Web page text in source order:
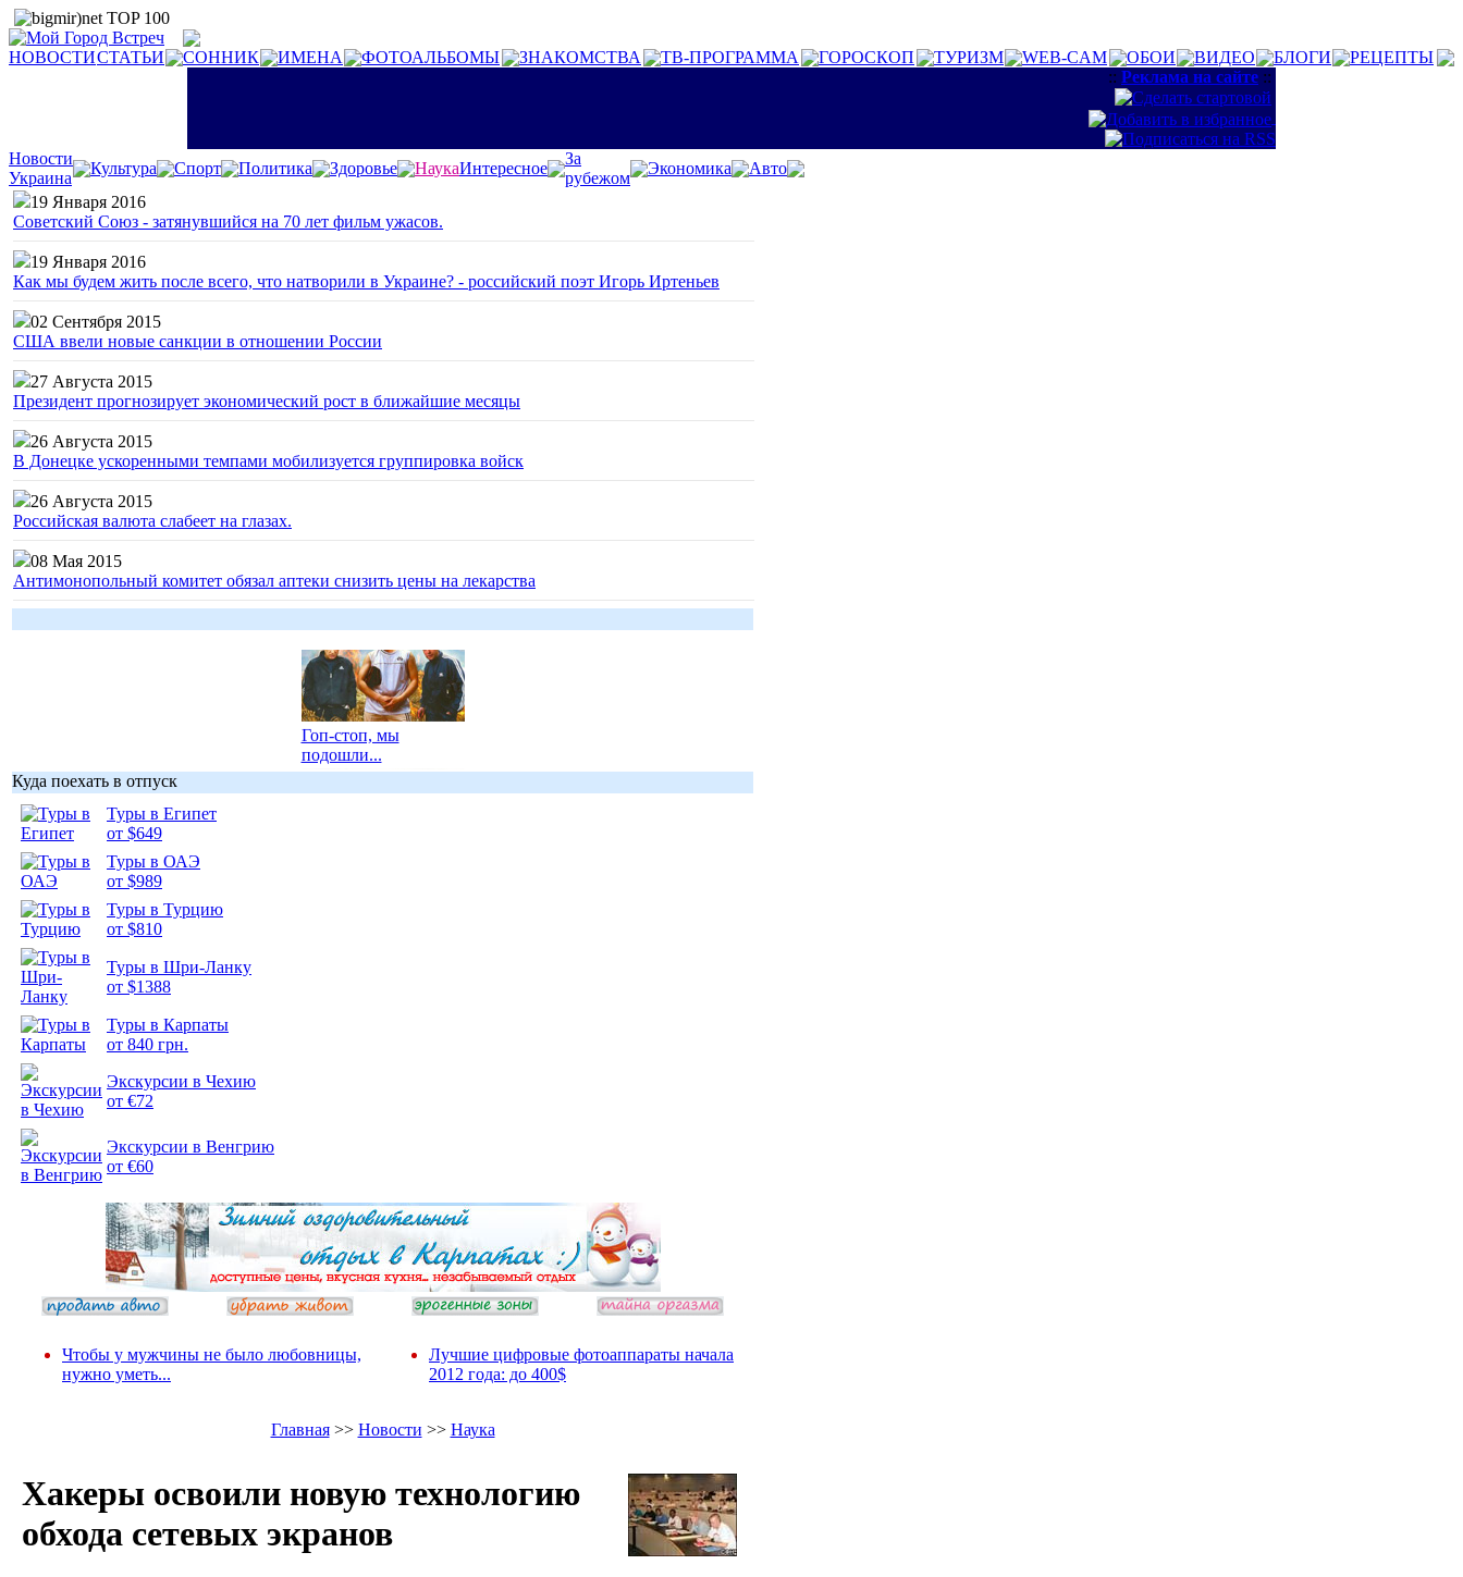
НОВОСТИСТАТЬИ СОННИК ИМЕНА ФОТОАЛЬБОМЫ ЗНАКОМСТВА ТВ-ПРОГРАММА ГОРОСКОП ТУРИЗМ WEB-CAM ОБОИ ВИДЕО БЛОГИ
РЕЦЕПТЫ
:: Реклама на сайте ::
Новости
Украина
Культура Спорт Политика Здоровье НаукаИнтересное
За
рубежом
Экономика
Авто
19 Января 2016
Советский Союз - затянувшийся на 70 лет фильм ужасов.
19 Января 2016
Как мы будем жить после всего, что натворили в Украине? - российский поэт Игорь Иртеньев
02 Сентября 2015
США ввели новые санкции в отношении России
27 Августа 2015
Президент прогнозирует экономический рост в ближайшие месяцы
26 Августа 2015
В Донецке ускоренными темпами мобилизуется группировка войск
26 Августа 2015
Российская валюта слабеет на глазах.
08 Мая 2015
Антимонопольный комитет обязал аптеки снизить цены на лекарства
Гоп-стоп, мы
подошли...
Куда поехать в отпуск
Туры в Египет
от $649
Туры в ОАЭ
от $989
Туры в Турцию
от $810
Туры в Шри-Ланку
от $1388
Туры в Карпаты
от 840 грн.
Экскурсии в Чехию
от €72
Экскурсии в Венгрию
от €60
Чтобы у мужчины не было любовницы,
нужно уметь...
Лучшие цифровые фотоаппараты начала
2012 года: до 400$
Главная>> Новости >> Наука
Хакеры освоили новую технологию
обхода сетевых экранов